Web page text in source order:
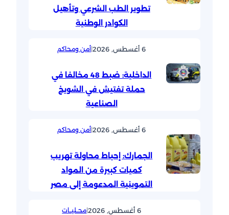
تطوير الطب الشرعي وتأهيل
الكوادر الوطنية
6 أغسطس, 2026 |أمن ومحاكم
الداخلية: ضبط 48 مخالفا في
حملة تفتيش في الشويخ
الصناعية
6 أغسطس, 2026 |أمن ومحاكم
الجمارك: إحباط محاولة تهريب
كميات كبيرة من المواد
التموينية المدعومة إلى مصر
6 أغسطس, 2026 |محــليــات